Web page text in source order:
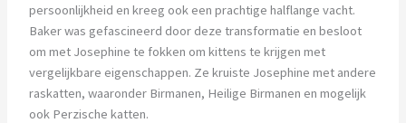
persoonlijkheid en kreeg ook een prachtige halflange vacht.
Baker was gefascineerd door deze transformatie en besloot
om met Josephine te fokken om kittens te krijgen met
vergelijkbare eigenschappen. Ze kruiste Josephine met andere
raskatten, waaronder Birmanen, Heilige Birmanen en mogelijk
ook Perzische katten.